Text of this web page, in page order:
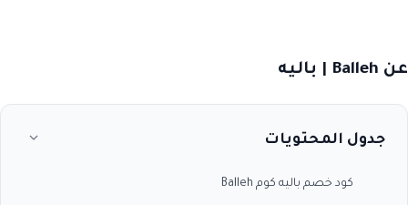
عن Balleh | باليه
جدول المحتويات
كود خصم باليه كوم Balleh